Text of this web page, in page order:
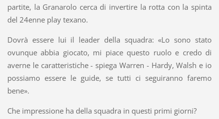
partite, la Granarolo cerca di invertire la rotta con la spinta
del 24enne play texano.
Dovrà essere lui il leader della squadra: «Lo sono stato
ovunque abbia giocato, mi piace questo ruolo e credo di
averne le caratteristiche - spiega Warren - Hardy, Walsh e io
possiamo essere le guide, se tutti ci seguiranno faremo
bene».
Che impressione ha della squadra in questi primi giorni?